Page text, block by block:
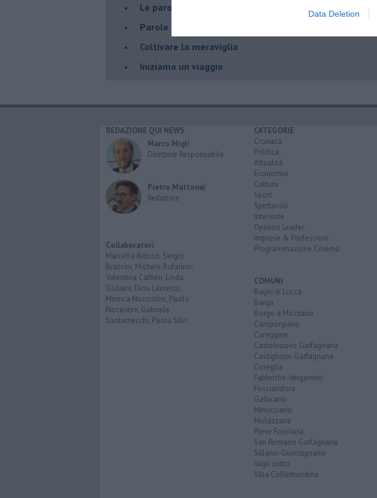
Data Deletion
Le parole vanno scelte, non contate
Parole che curano
Coltivare la meraviglia
Iniziamo un viaggio
REDAZIONE QUI NEWS
Marco Migli
Direttore Responsabile
Pietro Mattonai
Redattore
Collaboratori
Marcella Bitozzi, Sergio
Braccini, Michele Bufalino,
Valentina Caffieri, Linda
Giuliani, Dina Laurenzi,
Monica Nocciolini, Paolo
Nocentini, Gabriele
Santarnecchi, Paola Silvi.
CATEGORIE
Cronaca
Politica
Attualità
Economia
Cultura
Sport
Spettacoli
Interviste
Opinion Leader
Imprese & Professioni
Programmazione Cinema
COMUNI
Bagni di Lucca
Barga
Borgo a Mozzano
Camporgiano
Careggine
Castelnuovo Garfagnana
Castiglione Garfagnana
Coreglia
Fabbriche-Vergemoli
Fosciandora
Gallicano
Minucciano
Molazzana
Pieve Fosciana
San Romano Garfagnana
Sillano-Giuncugnano
Vagli sotto
Villa Collemandina